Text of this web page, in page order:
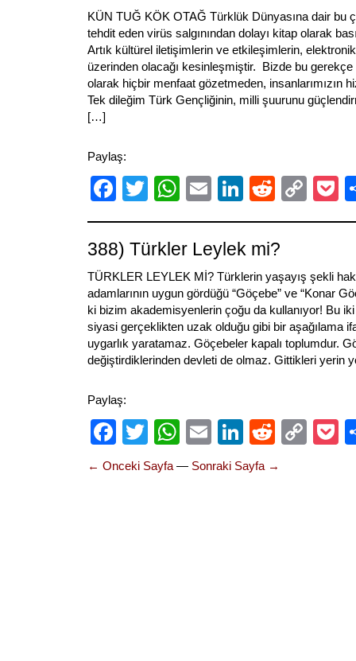
KÜN TUĞ KÖK OTAĞ Türklük Dünyasına dair bu
tehdit eden virüs salgınından dolayı kitap olarak
Artık kültürel iletişimlerin ve etkileşimlerin,
üzerinden olacağı kesinleşmiştir. Bizde bu gerekçe
olarak hiçbir menfaat gözetmeden, insanlarımızın
Tek dileğim Türk Gençliğinin, milli şuurunu
[…]
Paylaş:
Facebook
TwitterWhatsApp
EmailLinkedIn
Reddit
Link
388) Türkler Leylek mi?
TÜRKLER LEYLEK Mİ? Türklerin yaşayış şekli
adamlarının uygun gördüğü “Göçebe” ve “Konar
ki bizim akademisyenlerin çoğu da kullanıyor! Bu
siyasi gerçeklikten uzak olduğu gibi bir aşağılama
uygarlık yaratamaz. Göçebeler kapalı toplumdur.
değiştirdiklerinden devleti de olmaz. Gittikleri yerin
Paylaş:
Facebook
TwitterWhatsApp
EmailLinkedIn
Reddit
← Onceki Sayfa — Sonraki Sayfa →